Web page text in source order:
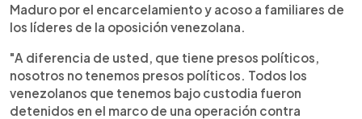
Maduro por el encarcelamiento y acoso a familiares de
los líderes de la oposición venezolana.
"A diferencia de usted, que tiene presos políticos,
nosotros no tenemos presos políticos. Todos los
venezolanos que tenemos bajo custodia fueron
detenidos en el marco de una operación contra